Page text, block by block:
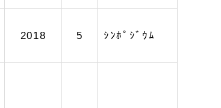
2018 5 ｼﾝﾎﾟｼﾞｳﾑ